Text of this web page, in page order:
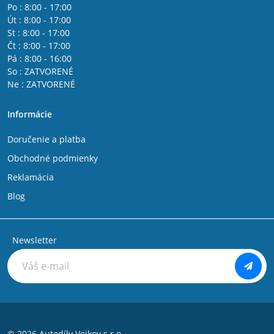
Po : 8:00 - 17:00
Út : 8:00 - 17:00
St : 8:00 - 17:00
Čt : 8:00 - 17:00
Pá : 8:00 - 16:00
So : ZATVORENÉ
Ne : ZATVORENÉ
Informácie
Doručenie a platba
Obchodné podmienky
Reklamácia
Blog
Newsletter